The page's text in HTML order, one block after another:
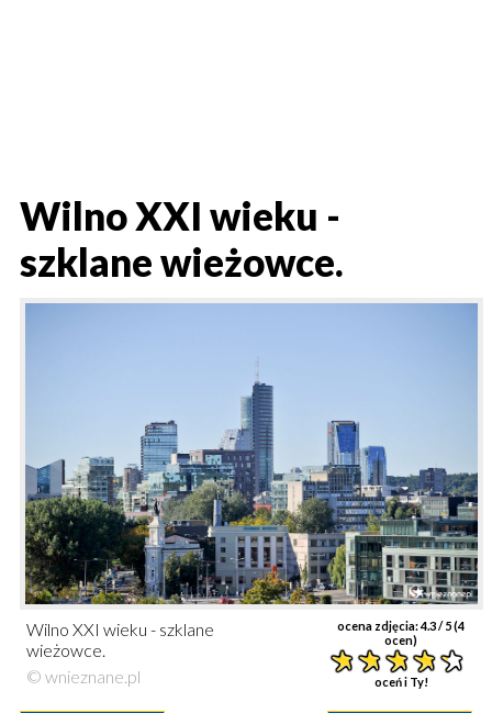
Wilno XXI wieku -
szklane wieżowce.
ocena zdjęcia:4.3/ 5 (4
ocen)
oceń i Ty!
Wilno XXI wieku - szklane
wieżowce.
© wnieznane.pl